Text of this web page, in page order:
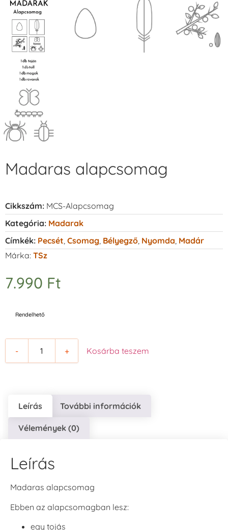
Madaras alapcsomag
Cikkszám: MCS-Alapcsomag
Kategória: Madarak
Címkék: Pecsét Csomag Bélyegző Nyomda Madár
Márka: TSz
7.990 Ft
Rendelhető
- + Kosárba teszem
Leírás További információk
Vélemények (0)
Leírás
Madaras alapcsomag
Ebben az alapcsomagban lesz:
egy tojás